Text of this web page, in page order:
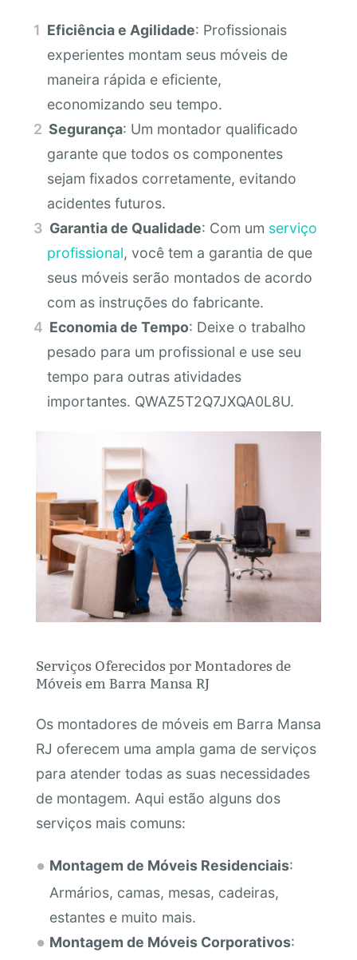
Eficiência e Agilidade: Profissionais
experientes montam seus móveis de
maneira rápida e eficiente,
economizando seu tempo.
Segurança: Um montador qualificado
garante que todos os componentes
sejam fixados corretamente, evitando
acidentes futuros.
Garantia de Qualidade: Com um serviço
profissional, você tem a garantia de que
seus móveis serão montados de acordo
com as instruções do fabricante.
Economia de Tempo: Deixe o trabalho
pesado para um profissional e use seu
tempo para outras atividades
importantes. QWAZ5T2Q7JXQA0L8U.
Serviços Oferecidos por Montadores de
Móveis em Barra Mansa RJ
Os montadores de móveis em Barra Mansa
RJ oferecem uma ampla gama de serviços
para atender todas as suas necessidades
de montagem. Aqui estão alguns dos
serviços mais comuns:
Montagem de Móveis Residenciais:
Armários, camas, mesas, cadeiras,
estantes e muito mais.
Montagem de Móveis Corporativos: